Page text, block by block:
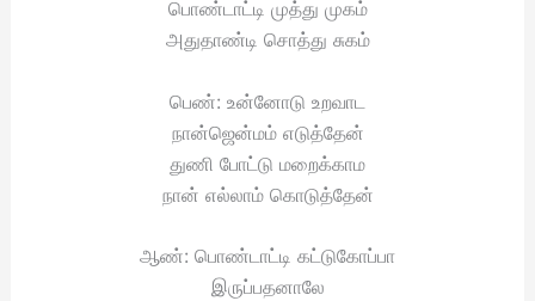
பொண்டாட்டி முத்து முகம்
அதுதாண்டி சொத்து சுகம்
பெண்: உன்னோடு உறவாட
நான்ஜென்மம் எடுத்தேன்
துணி போட்டு மறைக்காம
நான் எல்லாம் கொடுத்தேன்
ஆண்: பொண்டாட்டி கட்டுகோப்பா
இருப்பதனாலே